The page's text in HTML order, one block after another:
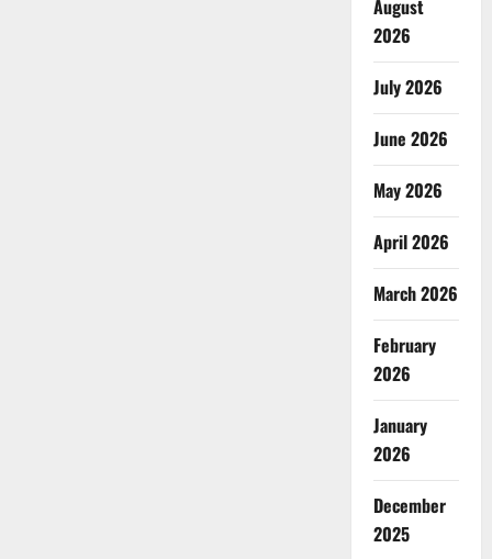
August
2026
July 2026
June 2026
May 2026
April 2026
March 2026
February
2026
January
2026
December
2025